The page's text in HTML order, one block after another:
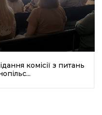
комісії з питань